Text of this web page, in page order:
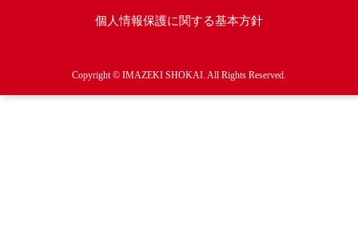
個人情報保護に関する基本方針
Copyright © IMAZEKI SHOKAI. All Rights Reserved.